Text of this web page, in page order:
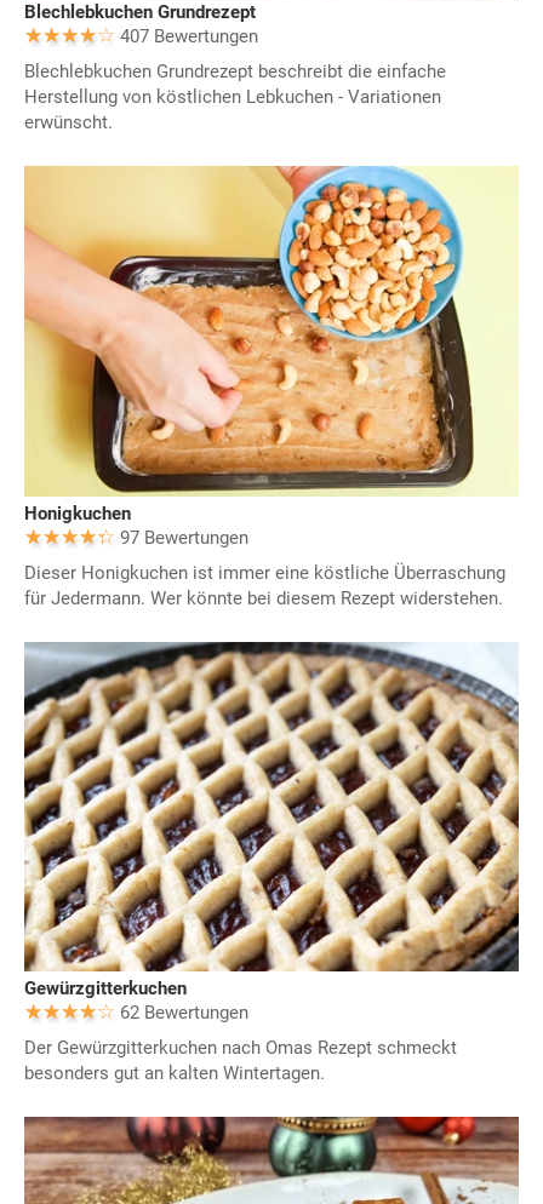
Blechlebkuchen Grundrezept
407 Bewertungen
Blechlebkuchen Grundrezept beschreibt die einfache
Herstellung von köstlichen Lebkuchen - Variationen
erwünscht.
Honigkuchen
97 Bewertungen
Dieser Honigkuchen ist immer eine köstliche Überraschung
für Jedermann. Wer könnte bei diesem Rezept widerstehen.
Gewürzgitterkuchen
62 Bewertungen
Der Gewürzgitterkuchen nach Omas Rezept schmeckt
besonders gut an kalten Wintertagen.